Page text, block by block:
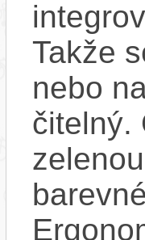
Takže
nebo
čitelný.